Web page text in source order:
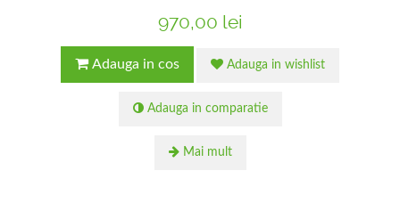
970,00 lei
Adauga in cos Adauga in wishlist
Adauga in comparatie
Mai mult